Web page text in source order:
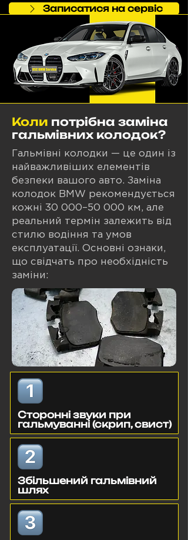
Записатися на сервіс
Коли потрібна заміна
гальмівних колодок?
Гальмівні колодки — це один із
найважливіших елементів
безпеки вашого авто. Заміна
колодок BMW рекомендується
кожні 30 000–50 000 км, але
реальний термін залежить від
стилю водіння та умов
експлуатації. Основні ознаки,
що свідчать про необхідність
заміни:
Сторонні звуки при
гальмуванні (скрип, свист)
Збільшений гальмівний
шлях